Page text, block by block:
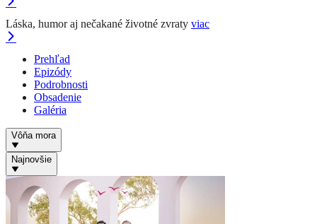
Láska, humor aj nečakané životné zvraty viac
Prehľad
Epizódy
Podrobnosti
Obsadenie
Galéria
Vôňa mora
Najnovšie